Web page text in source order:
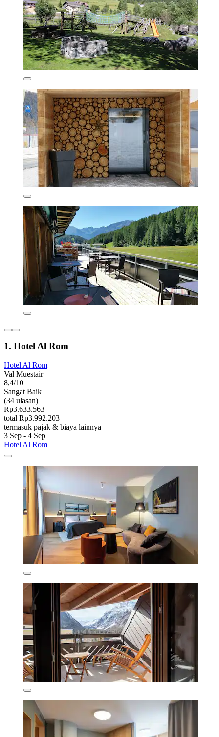
1. Hotel Al Rom
Hotel Al Rom
Val Muestair
8,4/10
Sangat Baik
(34 ulasan)
Rp3.633.563
total Rp3.992.203
termasuk pajak & biaya lainnya
3 Sep - 4 Sep
Hotel Al Rom